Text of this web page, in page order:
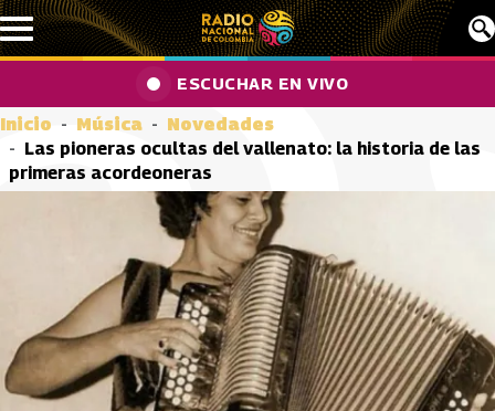
Pasar al contenido principal
ESCUCHAR EN VIVO
Inicio Música
Novedades
Las pioneras ocultas del vallenato: la historia de las
primeras acordeoneras